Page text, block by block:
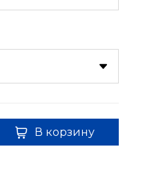
В корзину